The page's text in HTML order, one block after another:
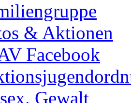
& Aktionen
Facebook
Gewalt